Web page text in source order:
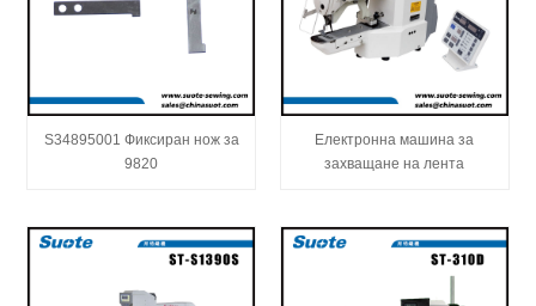
S34895001 Фиксиран нож за
9820
Електронна машина за
захващане на лента